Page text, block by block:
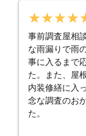
事前調査屋相
な雨漏りで雨
事に入るまで
た。また、屋
内装修繕に入
念な調査のお
た。